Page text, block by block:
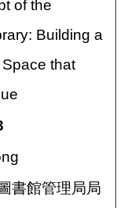
of the
Building a
that
書館管理局局